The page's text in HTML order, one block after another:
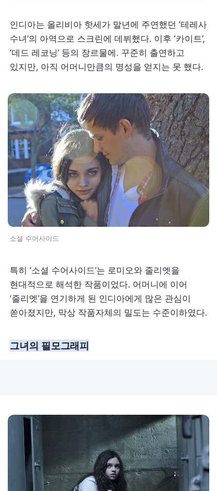
인디아는 올리비아 핫세가 말년에 주연했던 ‘테레사
수녀’의 아역으로 스크린에 데뷔했다. 이후 ‘카이트’,
‘데드 레코닝’ 등의 장르물에. 꾸준히 출연하고
있지만, 아직 어머니만큼의 명성을 얻지는 못 했다.
소셜 수어사이드
특히 ‘소셜 수어사이드’는 로미오와 줄리엣을
현대적으로 해석한 작품이었다. 어머니에 이어
‘줄리엣’을 연기하게 된 인디아에게 많은 관심이
쏟아졌지만, 막상 작품자체의 밀도는 수준이하였다.
그녀의 필모그래피